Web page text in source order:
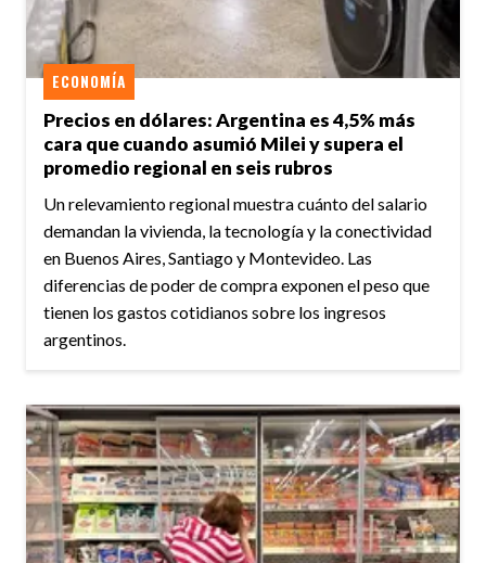
Precios en dólares: Argentina es 4,5% más
cara que cuando asumió Milei y supera el
promedio regional en seis rubros
ECONOMÍA
Un relevamiento regional muestra cuánto del salario
demandan la vivienda, la tecnología y la conectividad
en Buenos Aires, Santiago y Montevideo. Las
diferencias de poder de compra exponen el peso que
tienen los gastos cotidianos sobre los ingresos
argentinos.